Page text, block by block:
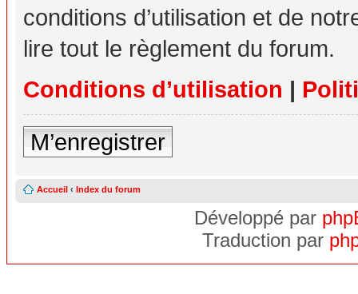
conditions d’utilisation et de
lire tout le règlement du forum.
Conditions d’utilisation |
M’enregistrer
Accueil ‹ Index du forum
Développé par
Traduction par